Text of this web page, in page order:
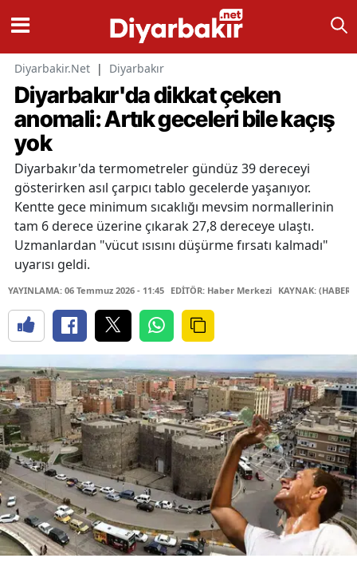
Diyarbakir.Net | Diyarbakır
Diyarbakır'da dikkat çeken
anomali: Artık geceleri bile kaçış
yok
Diyarbakır'da termometreler gündüz 39 dereceyi
gösterirken asıl çarpıcı tablo gecelerde yaşanıyor.
Kentte gece minimum sıcaklığı mevsim normallerinin
tam 6 derece üzerine çıkarak 27,8 dereceye ulaştı.
Uzmanlardan "vücut ısısını düşürme fırsatı kalmadı"
uyarısı geldi.
YAYINLAMA: 06 Temmuz 2026 - 11:45 EDİTÖR: Haber Merkezi KAYNAK: (HABER